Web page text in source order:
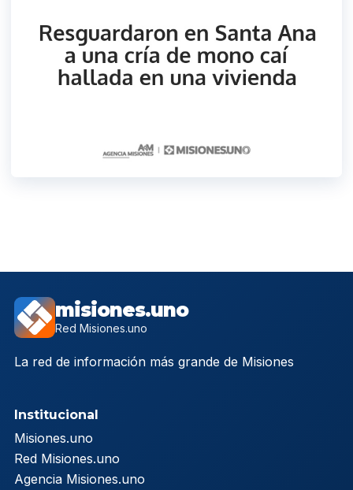
misiones.uno
Red Misiones.uno
La red de información más grande de Misiones
Institucional
Misiones.uno
Red Misiones.uno
Agencia Misiones.uno